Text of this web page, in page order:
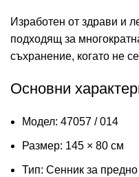
Изработен от здрави и
подходящ за
съхранение, когато не
Основни
Модел: 47057 / 014
Размер: 145 × 80 см
Тип: Сенник за